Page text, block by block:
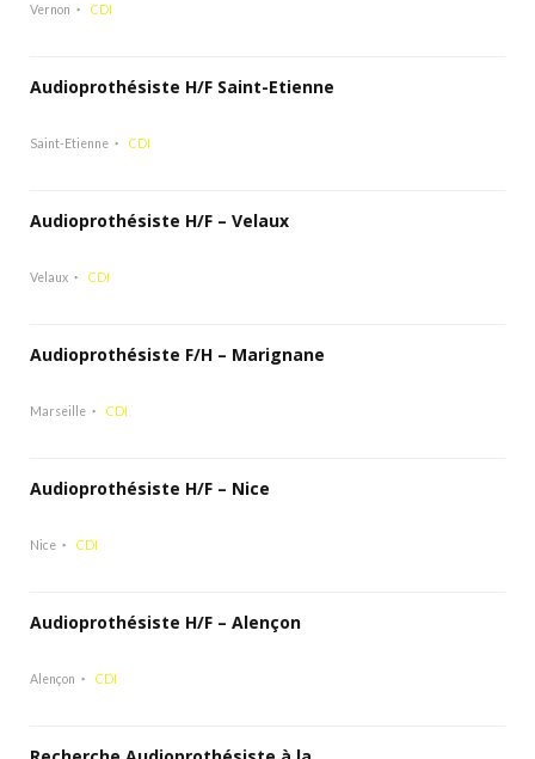
Vernon CDI
Audioprothésiste H/F Saint-Etienne
Saint-Etienne CDI
Audioprothésiste H/F – Velaux
Velaux CDI
Audioprothésiste F/H – Marignane
Marseille CDI
Audioprothésiste H/F – Nice
Nice CDI
Audioprothésiste H/F – Alençon
Alençon CDI